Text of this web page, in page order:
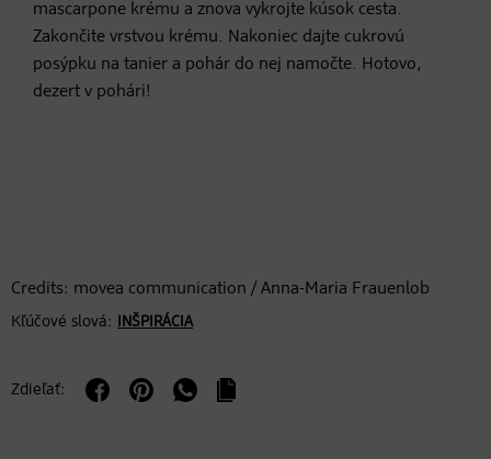
mascarpone krému a znova vykrojte kúsok cesta.
Zakončite vrstvou krému. Nakoniec dajte cukrovú
posýpku na tanier a pohár do nej namočte. Hotovo,
dezert v pohári!
Credits: movea communication / Anna-Maria Frauenlob
Kľúčové slová: INŠPIRÁCIA
Zdieľať: